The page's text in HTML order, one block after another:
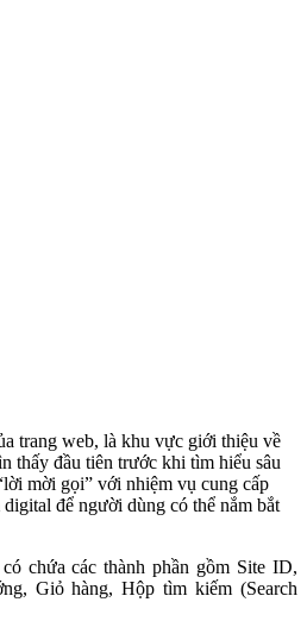
trang web, là khu vực giới thiệu về
thấy đầu tiên trước khi tìm hiểu sâu
mời gọi” với nhiệm vụ cung cấp
để người dùng có thể nắm bắt
chứa các thành phần gồm Site ID,
Giỏ hàng, Hộp tìm kiếm (Search